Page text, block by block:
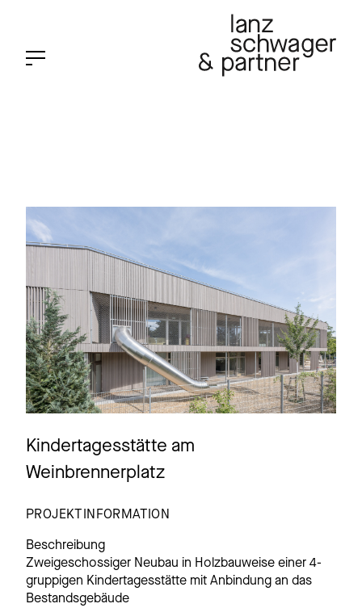
Kindertagesstätte am
Weinbrennerplatz
PROJEKTINFORMATION
Beschreibung
Zweigeschossiger Neubau in Holzbauweise einer 4-
gruppigen Kindertagesstätte mit Anbindung an das
Bestandsgebäude